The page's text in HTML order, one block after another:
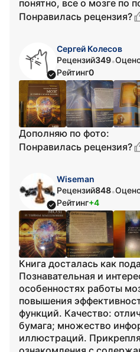
понятно, все о мозге по
Понравилась рецензия?
Сергей Колесов
Рецензий349•
Рейтинг0
Дополняю по фото:
Понравилась рецензия?
Wiseman
Рецензий848•
Рейтинг+4
Книга досталась как
Познавательная и
особенностях работы
повышения
функций. Качество:
бумага; множество
иллюстраций.